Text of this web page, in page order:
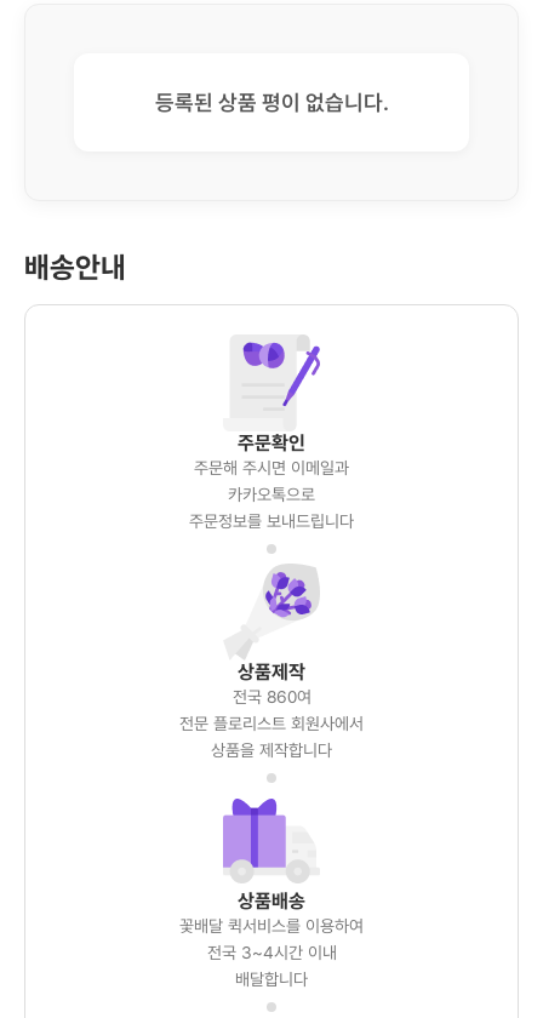
등록된 상품 평이 없습니다.
배송안내
주문확인
주문해 주시면 이메일과
카카오톡으로
주문정보를 보내드립니다
상품제작
전국 860여
전문 플로리스트 회원사에서
상품을 제작합니다
상품배송
꽃배달 퀵서비스를 이용하여
전국 3~4시간 이내
배달합니다